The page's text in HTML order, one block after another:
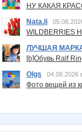
НУ КАКАЯ
Nata.li
ЛУЧШАЯ
[b]Обувь Ralf
Olgs
04.08.2026
Фото вещей из